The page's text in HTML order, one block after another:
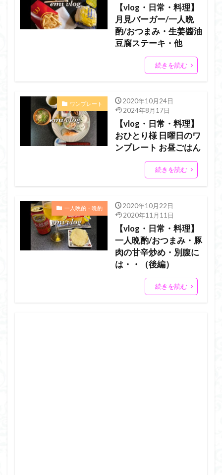
【vlog・日常・料理】
月見バーガー/一人晩
酌/おつまみ・生姜醬油
豆腐ステーキ・他
続きを読む
ワンプレート
2020年10月24日
2024年8月17日
【vlog・日常・料理】
おひとり様 日曜日のワ
ンプレート お昼ごはん
続きを読む
一人晩酌・晩酌
2020年10月22日
2020年11月11日
【vlog・日常・料理】
一人晩酌/おつまみ・豚
肉の甘辛炒め・別腹に
は・・（後編）
続きを読む